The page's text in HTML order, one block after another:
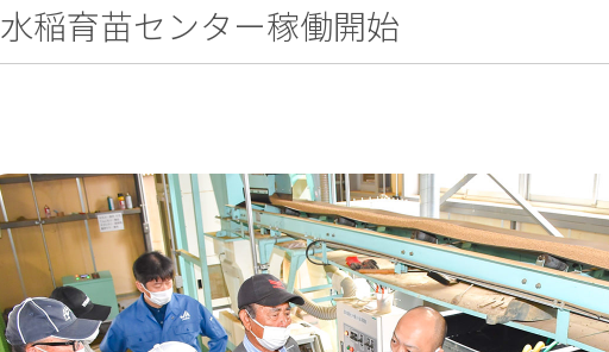
水稲育苗センター稼働開始